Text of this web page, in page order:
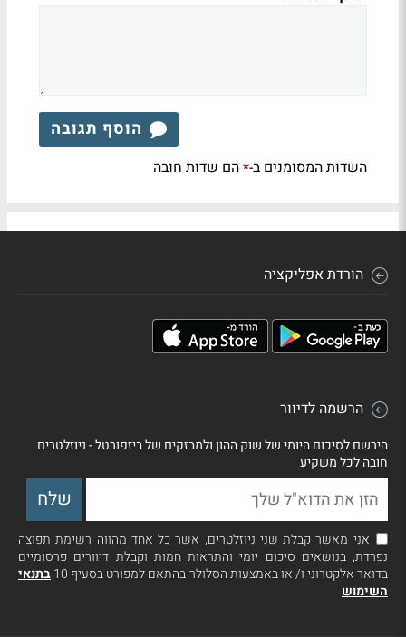
הוסף תגובה
השדות המסומנים ב-*הם שדות חובה
הורדת אפליקציה
הרשמה לדיוור
הירשם לסיכום היומי של שוק ההון ולמבזקים של ביזפורטל - ניוזלטרים
חובה לכל משקיע
אני מאשר קבלת שני ניוזלטרים, אשר כל אחד מהווה רשימת תפוצה
נפרדת, בנושאים סיכום יומי והתראות חמות וקבלת דיוורים פרסומיים
בדואר אלקטרוני ו/ או באמצעות הסלולר בהתאם למפורט בסעיף 10
בתנאי
השימוש